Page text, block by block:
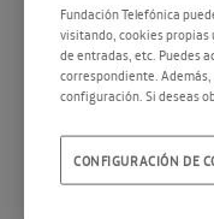
Fundación Telefónica
visitando, cookies propias
de entradas, etc. Puedes
correspondiente.
configuración. Si deseas
CONFIGURACIÓN DE